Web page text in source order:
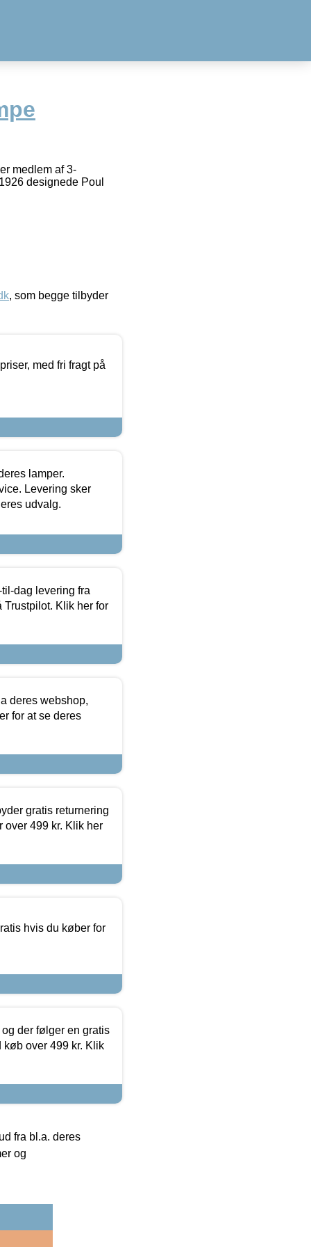
medlem af 3-
designede Poul
, som begge tilbyder
med fri fragt på
lamper.
Levering sker
udvalg.
dag levering fra
Trustpilot. Klik her for
deres webshop,
for at se deres
gratis returnering
over 499 kr. Klik her
hvis du køber for
der følger en gratis
køb over 499 kr. Klik
fra bl.a. deres
og